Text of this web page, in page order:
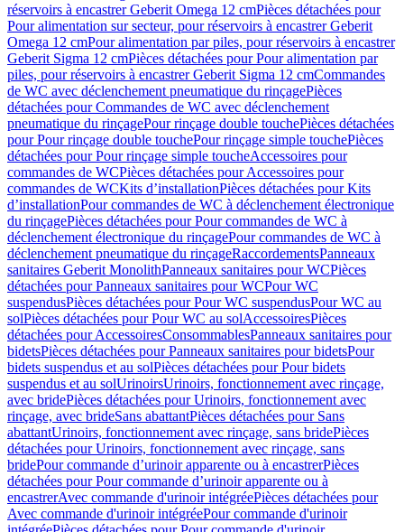
réservoirs à encastrer Geberit Omega 12 cmPièces détachées pour
Pour alimentation sur secteur, pour réservoirs à encastrer Geberit
Omega 12 cmPour alimentation par piles, pour réservoirs à encastrer
Geberit Sigma 12 cmPièces détachées pour Pour alimentation par
piles, pour réservoirs à encastrer Geberit Sigma 12 cmCommandes
de WC avec déclenchement pneumatique du rinçagePièces
détachées pour Commandes de WC avec déclenchement
pneumatique du rinçagePour rinçage double touchePièces détachées
pour Pour rinçage double touchePour rinçage simple touchePièces
détachées pour Pour rinçage simple toucheAccessoires pour
commandes de WCPièces détachées pour Accessoires pour
commandes de WCKits d’installationPièces détachées pour Kits
d’installationPour commandes de WC à déclenchement électronique
du rinçagePièces détachées pour Pour commandes de WC à
déclenchement électronique du rinçagePour commandes de WC à
déclenchement pneumatique du rinçageRaccordementsPanneaux
sanitaires Geberit MonolithPanneaux sanitaires pour WCPièces
détachées pour Panneaux sanitaires pour WCPour WC
suspendusPièces détachées pour Pour WC suspendusPour WC au
solPièces détachées pour Pour WC au solAccessoiresPièces
détachées pour AccessoiresConsommablesPanneaux sanitaires pour
bidetsPièces détachées pour Panneaux sanitaires pour bidetsPour
bidets suspendus et au solPièces détachées pour Pour bidets
suspendus et au solUrinoirsUrinoirs, fonctionnement avec rinçage,
avec bridePièces détachées pour Urinoirs, fonctionnement avec
rinçage, avec brideSans abattantPièces détachées pour Sans
abattantUrinoirs, fonctionnement avec rinçage, sans bridePièces
détachées pour Urinoirs, fonctionnement avec rinçage, sans
bridePour commande d’urinoir apparente ou à encastrerPièces
détachées pour Pour commande d’urinoir apparente ou à
encastrerAvec commande d'urinoir intégréePièces détachées pour
Avec commande d'urinoir intégréePour commande d'urinoir